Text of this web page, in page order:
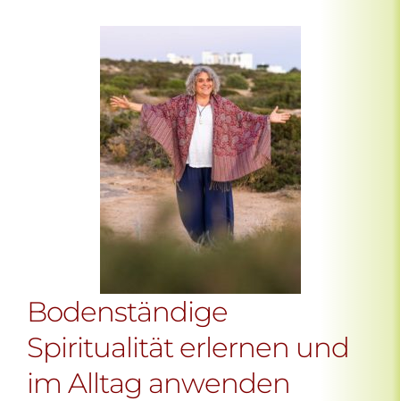
Bodenständige
Spiritualität erlernen und
im Alltag anwenden